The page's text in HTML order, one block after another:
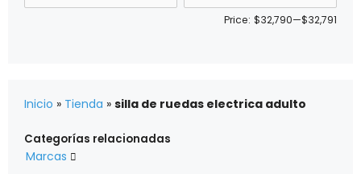
Price: $32,790—$32,791
Inicio » Tienda » silla de ruedas electrica adulto
Categorías relacionadas
Marcas 